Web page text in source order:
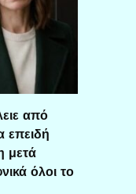
από
επειδή
μετά
όλοι το